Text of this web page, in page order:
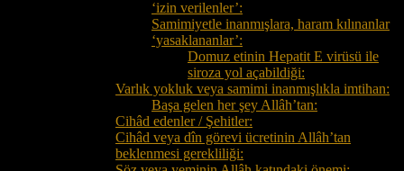
‘izin verilenler’:
Samimiyetle inanmışlara, haram kılınanlar
‘yasaklananlar’:
Domuz etinin Hepatit E virüsü ile
siroza yol açabildiği:
Varlık yokluk veya samimi inanmışlıkla imtihan:
Başa gelen her şey Allâh’tan:
Cihâd edenler / Şehitler:
Cihâd veya dîn görevi ücretinin Allâh’tan
beklenmesi gerekliliği: